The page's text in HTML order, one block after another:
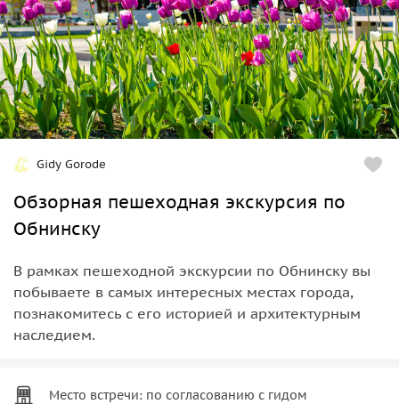
Gidy Gorode
Обзорная пешеходная экскурсия по
Обнинску
В рамках пешеходной экскурсии по Обнинску вы
побываете в самых интересных местах города,
познакомитесь с его историей и архитектурным
наследием.
Место встречи: по согласованию с гидом